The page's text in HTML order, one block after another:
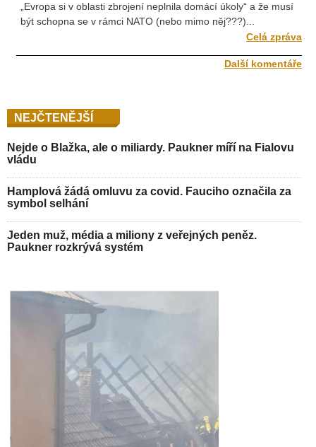
„Evropa si v oblasti zbrojení neplnila domácí úkoly“ a že musí
být schopna se v rámci NATO (nebo mimo něj???)...
Celá zpráva
Další komentáře
NEJČTENĚJŠÍ
Nejde o Blažka, ale o miliardy. Paukner míří na Fialovu
vládu
Hamplová žádá omluvu za covid. Fauciho označila za
symbol selhání
Jeden muž, média a miliony z veřejných peněz.
Paukner rozkrývá systém